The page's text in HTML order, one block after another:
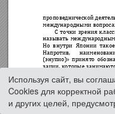
Используя сайт, вы
Cookies для корректной
и других целей,